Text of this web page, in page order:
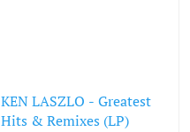
KEN LASZLO - Greatest
Hits & Remixes (LP)